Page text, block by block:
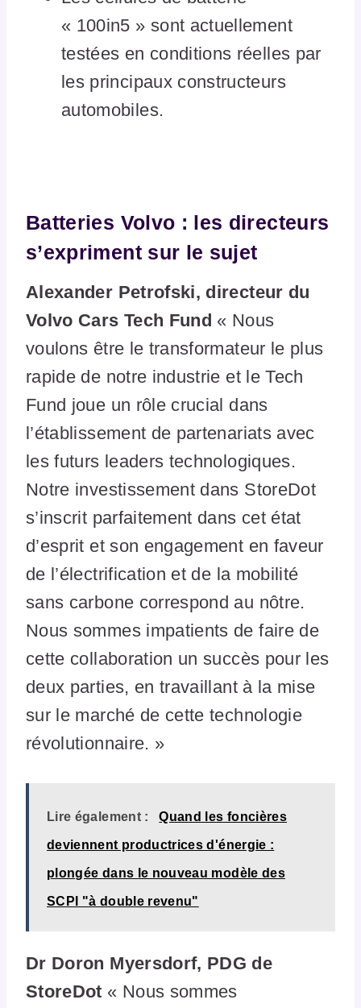
« 100in5 » sont actuellement
testées en conditions réelles par
les principaux constructeurs
automobiles.
Batteries Volvo : les directeurs
s’expriment sur le sujet
Alexander Petrofski, directeur du
Volvo Cars Tech Fund « Nous
voulons être le transformateur le plus
rapide de notre industrie et le Tech
Fund joue un rôle crucial dans
l’établissement de partenariats avec
les futurs leaders technologiques.
Notre investissement dans StoreDot
s’inscrit parfaitement dans cet état
d’esprit et son engagement en faveur
de l’électrification et de la mobilité
sans carbone correspond au nôtre.
Nous sommes impatients de faire de
cette collaboration un succès pour les
deux parties, en travaillant à la mise
sur le marché de cette technologie
révolutionnaire. »
Lire également : Quand les foncières
deviennent productrices d'énergie :
plongée dans le nouveau modèle des
SCPI "à double revenu"
Dr Doron Myersdorf, PDG de
StoreDot « Nous sommes